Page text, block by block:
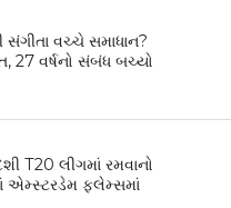
વચ્ચે સમાધાન?
27 વર્ષનો સંબંધ બચ્યો
T20 લીગમાં રમવાનો
એમ્સ્ટરડેમ ફ્લેમ્સમાં